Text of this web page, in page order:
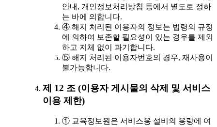
안내, 개인정보처리방침 등에서 별도로 정하
는 바에 의합니다.
④ 해지 처리된 이용자의 정보는 법령의 규정
에 의하여 보존할 필요성이 있는 경우를 제외
하고 지체 없이 파기합니다.
⑤ 해지 처리된 이용자번호의 경우, 재사용이
불가능합니다.
제 12 조 (이용자 게시물의 삭제 및 서비스
이용 제한)
① 교육정보원은 서비스용 설비의 용량에 여